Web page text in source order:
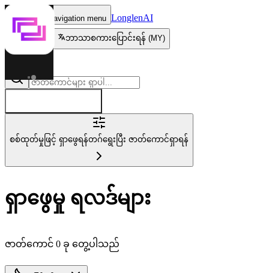
Toggle navigation menu LonglenAI
ဘာသာစကားပြောင်းရန် (MY)
စစ်ထုတ်မှုဖြင့် ရှာဖွေရန်တဂ်ရွေးပြီး ဇာတ်ကောင်ရှာရန်
ရှာဖွေမှု ရလဒ်များ
ဇာတ်ကောင် 0 ခု တွေ့ပါသည်